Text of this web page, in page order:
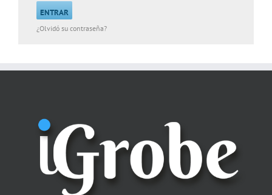
¿Olvidó su contraseña?